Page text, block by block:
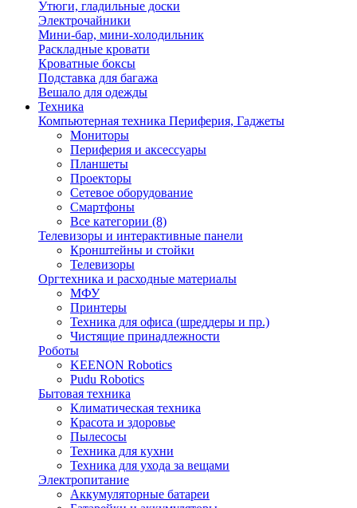
Утюги, гладильные доски
Электрочайники
Мини-бар, мини-холодильник
Раскладные кровати
Кроватные боксы
Подставка для багажа
Вешало для одежды
Техника
Компьютерная техника Периферия, Гаджеты
Мониторы
Периферия и аксессуары
Планшеты
Проекторы
Сетевое оборудование
Смартфоны
Все категории (8)
Телевизоры и интерактивные панели
Кронштейны и стойки
Телевизоры
Оргтехника и расходные материалы
МФУ
Принтеры
Техника для офиса (шреддеры и пр.)
Чистящие принадлежности
Роботы
KEENON Robotics
Pudu Robotics
Бытовая техника
Климатическая техника
Красота и здоровье
Пылесосы
Техника для кухни
Техника для ухода за вещами
Электропитание
Аккумуляторные батареи